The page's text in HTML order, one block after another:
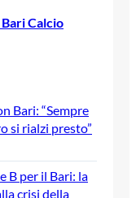
Calcio
Bari: “Sempre
si rialzi presto”
B per il Bari: la
crisi della